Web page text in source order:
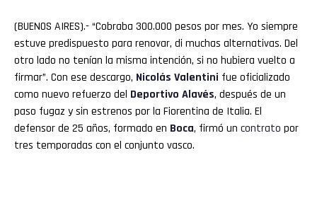
(BUENOS AIRES).- “Cobraba 300.000 pesos por mes. Yo siempre
estuve predispuesto para renovar, di muchas alternativas. Del
otro lado no tenían la misma intención, si no hubiera vuelto a
firmar”. Con ese descargo, Nicolás Valentini fue oficializado
como nuevo refuerzo del Deportivo Alavés, después de un
paso fugaz y sin estrenos por la Fiorentina de Italia. El
defensor de 25 años, formado en Boca, firmó un contrato por
tres temporadas con el conjunto vasco.